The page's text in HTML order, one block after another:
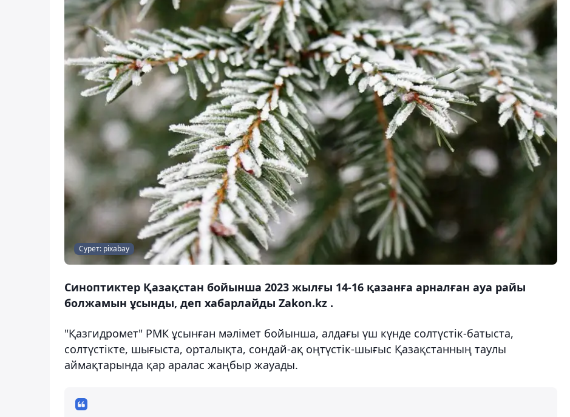
Сурет: pixabay
Синоптиктер Қазақстан бойынша 2023 жылғы 14-16 қазанға арналған ауа райы
болжамын ұсынды, деп хабарлайды Zakon.kz .
"Қазгидромет" РМК ұсынған мәлімет бойынша, алдағы үш күнде солтүстік-батыста,
солтүстікте, шығыста, орталықта, сондай-ақ оңтүстік-шығыс Қазақстанның таулы
аймақтарында қар аралас жаңбыр жауады.